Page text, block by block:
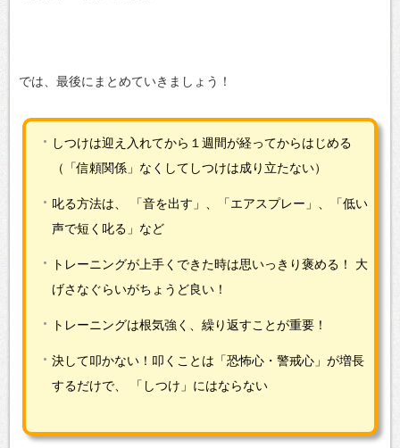
では、最後にまとめていきましょう！
しつけは迎え入れてから１週間が経ってからはじめる
（「信頼関係」なくしてしつけは成り立たない）
叱る方法は、
「音を出す」、「エアスプレー」、「低い
声で短く叱る」など
トレーニングが上手くできた時は思いっきり褒める！
大
げさなぐらいがちょうど良い！
トレーニングは根気強く、繰り返すことが重要！
決して叩かない！叩くことは「恐怖心・警戒心」が増長
するだけで、
「しつけ」にはならない